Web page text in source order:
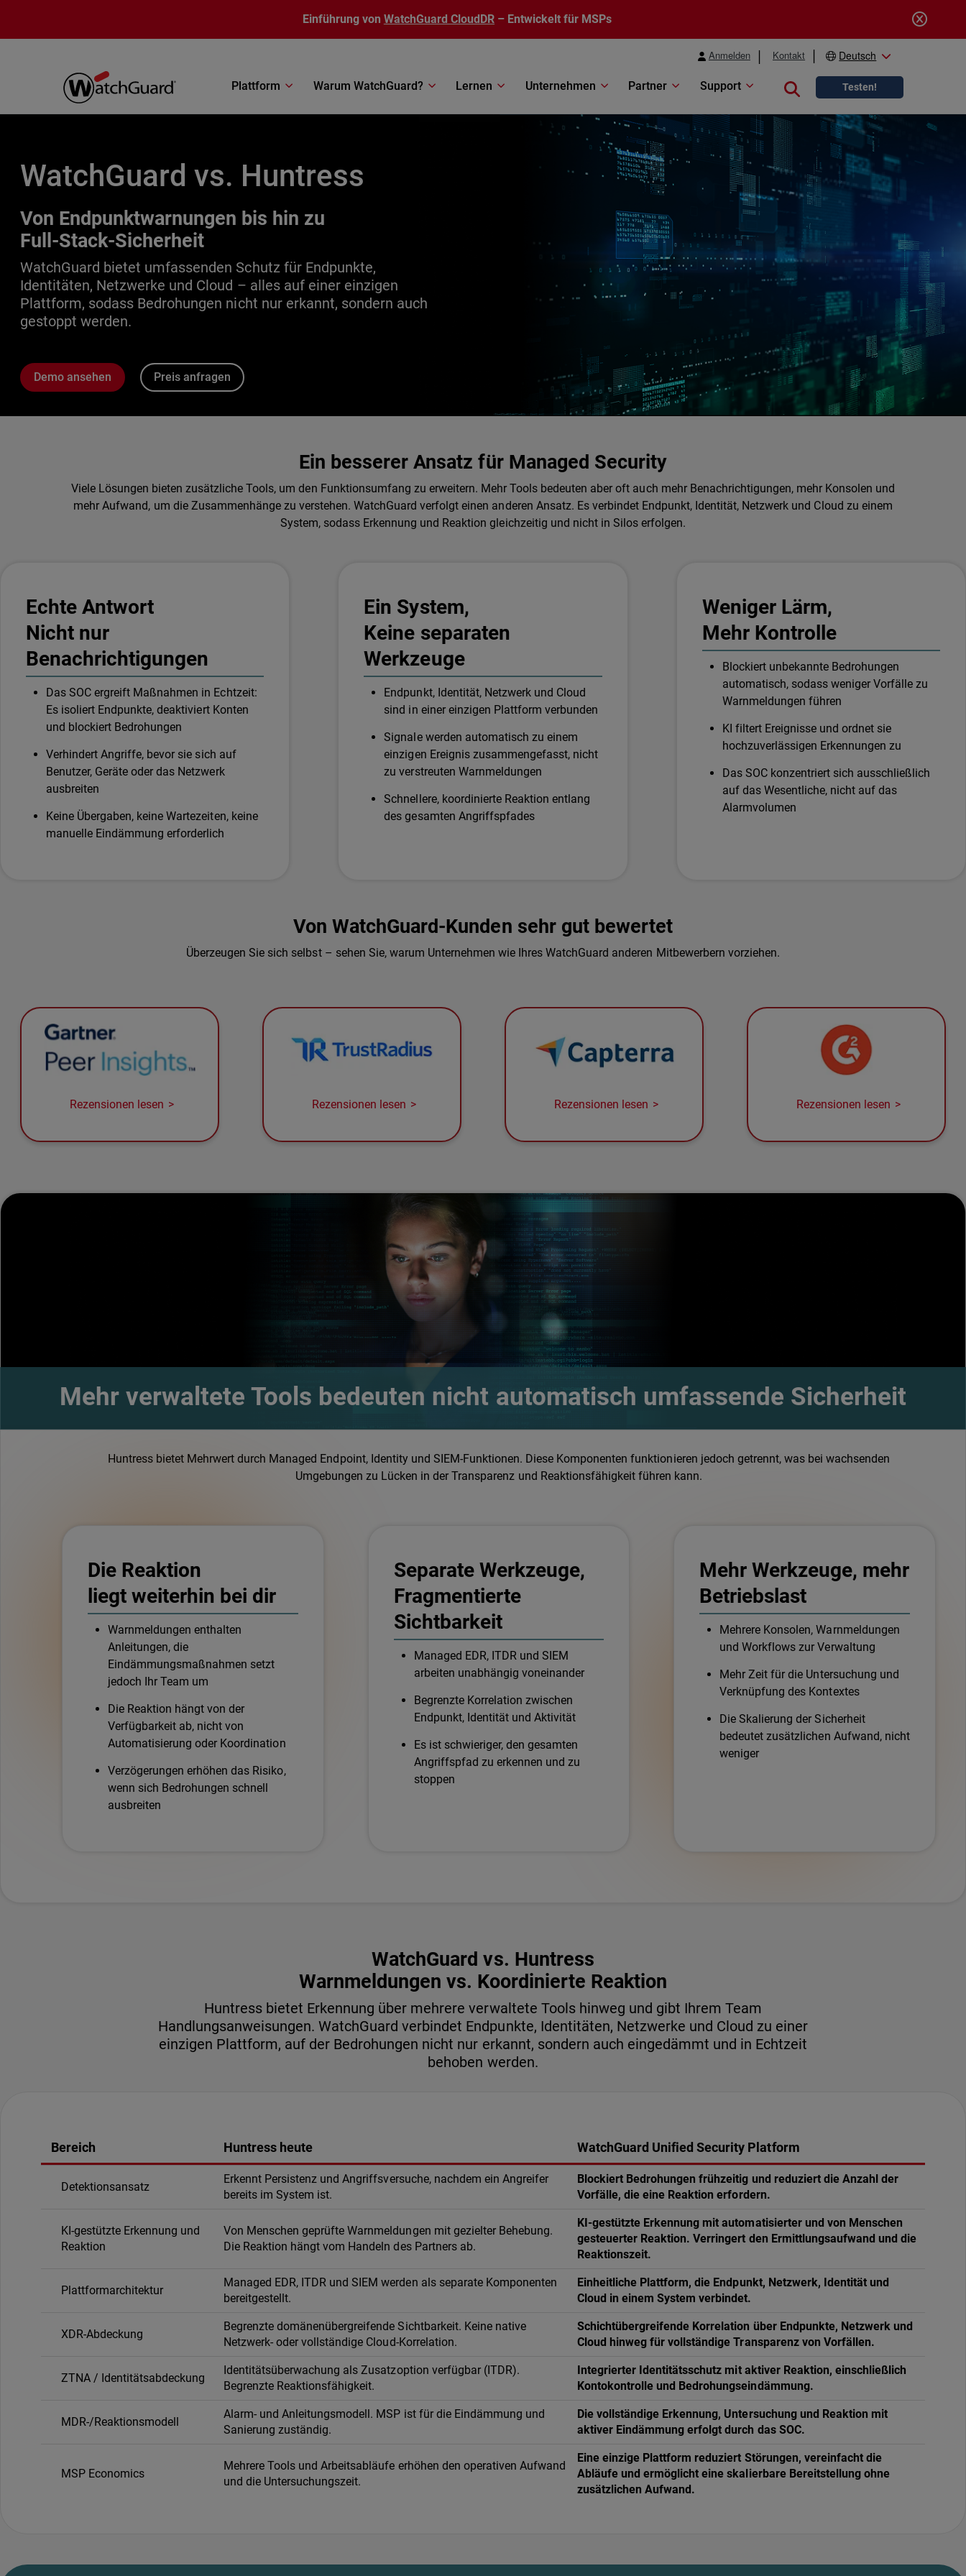
Einführung von WatchGuard CloudDR – Entwickelt für MSPs
Anmelden Kontakt Deutsch
Plattform Warum WatchGuard? Lernen Unternehmen Partner Support Close search
Testen!
WatchGuard vs. Huntress
Von Endpunktwarnungen bis hin zu
Full-Stack-Sicherheit
WatchGuard bietet umfassenden Schutz für Endpunkte,
Identitäten, Netzwerke und Cloud – alles auf einer einzigen
Plattform, sodass Bedrohungen nicht nur erkannt, sondern auch
gestoppt werden.
Demo ansehen Preis anfragen
Ein besserer Ansatz für Managed Security
Viele Lösungen bieten zusätzliche Tools, um den Funktionsumfang zu erweitern. Mehr Tools bedeuten aber oft auch mehr Benachrichtigungen, mehr Konsolen und
mehr Aufwand, um die Zusammenhänge zu verstehen. WatchGuard verfolgt einen anderen Ansatz. Es verbindet Endpunkt, Identität, Netzwerk und Cloud zu einem
System, sodass Erkennung und Reaktion gleichzeitig und nicht in Silos erfolgen.
Echte Antwort
Nicht nur
Benachrichtigungen
Das SOC ergreift Maßnahmen in Echtzeit:
Es isoliert Endpunkte, deaktiviert Konten
und blockiert Bedrohungen
Verhindert Angriffe, bevor sie sich auf
Benutzer, Geräte oder das Netzwerk
ausbreiten
Keine Übergaben, keine Wartezeiten, keine
manuelle Eindämmung erforderlich
Ein System,
Keine separaten
Werkzeuge
Endpunkt, Identität, Netzwerk und Cloud
sind in einer einzigen Plattform verbunden
Signale werden automatisch zu einem
einzigen Ereignis zusammengefasst, nicht
zu verstreuten Warnmeldungen
Schnellere, koordinierte Reaktion entlang
des gesamten Angriffspfades
Weniger Lärm,
Mehr Kontrolle
Blockiert unbekannte Bedrohungen
automatisch, sodass weniger Vorfälle zu
Warnmeldungen führen
KI filtert Ereignisse und ordnet sie
hochzuverlässigen Erkennungen zu
Das SOC konzentriert sich ausschließlich
auf das Wesentliche, nicht auf das
Alarmvolumen
Von WatchGuard-Kunden sehr gut bewertet
Überzeugen Sie sich selbst – sehen Sie, warum Unternehmen wie Ihres WatchGuard anderen Mitbewerbern vorziehen.
Rezensionen lesen Rezensionen lesen Rezensionen lesen Rezensionen lesen
Mehr verwaltete Tools bedeuten nicht automatisch umfassende Sicherheit
Huntress bietet Mehrwert durch Managed Endpoint, Identity und SIEM-Funktionen. Diese Komponenten funktionieren jedoch getrennt, was bei wachsenden
Umgebungen zu Lücken in der Transparenz und Reaktionsfähigkeit führen kann.
Die Reaktion
liegt weiterhin bei dir
Warnmeldungen enthalten
Anleitungen, die
Eindämmungsmaßnahmen setzt
jedoch Ihr Team um
Die Reaktion hängt von der
Verfügbarkeit ab, nicht von
Automatisierung oder Koordination
Verzögerungen erhöhen das Risiko,
wenn sich Bedrohungen schnell
ausbreiten
Separate Werkzeuge,
Fragmentierte
Sichtbarkeit
Managed EDR, ITDR und SIEM
arbeiten unabhängig voneinander
Begrenzte Korrelation zwischen
Endpunkt, Identität und Aktivität
Es ist schwieriger, den gesamten
Angriffspfad zu erkennen und zu
stoppen
Mehr Werkzeuge, mehr
Betriebslast
Mehrere Konsolen, Warnmeldungen
und Workflows zur Verwaltung
Mehr Zeit für die Untersuchung und
Verknüpfung des Kontextes
Die Skalierung der Sicherheit
bedeutet zusätzlichen Aufwand, nicht
weniger
WatchGuard vs. Huntress
Warnmeldungen vs. Koordinierte Reaktion
Huntress bietet Erkennung über mehrere verwaltete Tools hinweg und gibt Ihrem Team
Handlungsanweisungen. WatchGuard verbindet Endpunkte, Identitäten, Netzwerke und Cloud zu einer
einzigen Plattform, auf der Bedrohungen nicht nur erkannt, sondern auch eingedämmt und in Echtzeit
behoben werden.
Bereich Huntress heute WatchGuard Unified Security Platform
Detektionsansatz
Erkennt Persistenz und Angriffsversuche, nachdem ein Angreifer
bereits im System ist.
Blockiert Bedrohungen frühzeitig und reduziert die Anzahl der
Vorfälle, die eine Reaktion erfordern.
KI-gestützte Erkennung und
Reaktion
Von Menschen geprüfte Warnmeldungen mit gezielter Behebung.
Die Reaktion hängt vom Handeln des Partners ab.
KI-gestützte Erkennung mit automatisierter und von Menschen
gesteuerter Reaktion. Verringert den Ermittlungsaufwand und die
Reaktionszeit.
Plattformarchitektur
Managed EDR, ITDR und SIEM werden als separate Komponenten
bereitgestellt.
Einheitliche Plattform, die Endpunkt, Netzwerk, Identität und
Cloud in einem System verbindet.
XDR-Abdeckung
Begrenzte domänenübergreifende Sichtbarkeit. Keine native
Netzwerk- oder vollständige Cloud-Korrelation.
Schichtübergreifende Korrelation über Endpunkte, Netzwerk und
Cloud hinweg für vollständige Transparenz von Vorfällen.
ZTNA / Identitätsabdeckung
Identitätsüberwachung als Zusatzoption verfügbar (ITDR).
Begrenzte Reaktionsfähigkeit.
Integrierter Identitätsschutz mit aktiver Reaktion, einschließlich
Kontokontrolle und Bedrohungseindämmung.
MDR-/Reaktionsmodell
Alarm- und Anleitungsmodell. MSP ist für die Eindämmung und
Sanierung zuständig.
Die vollständige Erkennung, Untersuchung und Reaktion mit
aktiver Eindämmung erfolgt durch das SOC.
MSP Economics
Mehrere Tools und Arbeitsabläufe erhöhen den operativen Aufwand
und die Untersuchungszeit.
Eine einzige Plattform reduziert Störungen, vereinfacht die
Abläufe und ermöglicht eine skalierbare Bereitstellung ohne
zusätzlichen Aufwand.